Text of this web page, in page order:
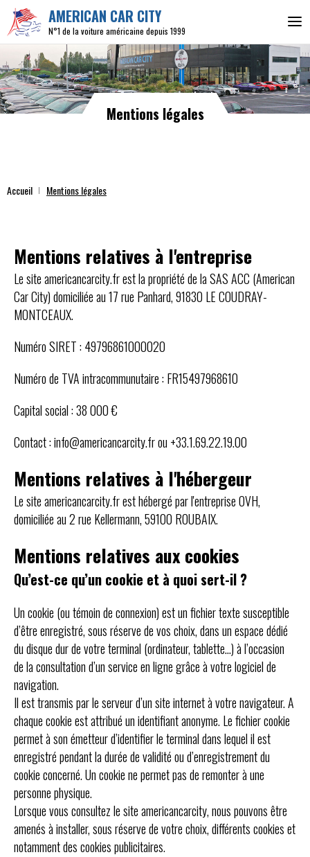
AMERICAN CAR CITY
N°1 de la voiture américaine depuis 1999
Mentions légales
Accueil Mentions légales
Mentions relatives à l'entreprise
Le site americancarcity.fr est la propriété de la SAS ACC (American
Car City) domiciliée au 17 rue Panhard, 91830 LE COUDRAY-
MONTCEAUX.
Numéro SIRET : 49796861000020
Numéro de TVA intracommunutaire : FR15497968610
Capital social : 38 000 €
Contact : info@americancarcity.fr ou +33.1.69.22.19.00
Mentions relatives à l'hébergeur
Le site americancarcity.fr est hébergé par l'entreprise OVH,
domiciliée au 2 rue Kellermann, 59100 ROUBAIX.
Mentions relatives aux cookies
Qu’est-ce qu’un cookie et à quoi sert-il ?
Un cookie (ou témoin de connexion) est un fichier texte susceptible
d’être enregistré, sous réserve de vos choix, dans un espace dédié
du disque dur de votre terminal (ordinateur, tablette…) à l’occasion
de la consultation d’un service en ligne grâce à votre logiciel de
navigation.
Il est transmis par le serveur d’un site internet à votre navigateur. A
chaque cookie est attribué un identifiant anonyme. Le fichier cookie
permet à son émetteur d’identifier le terminal dans lequel il est
enregistré pendant la durée de validité ou d’enregistrement du
cookie concerné. Un cookie ne permet pas de remonter à une
personne physique.
Lorsque vous consultez le site americancarcity, nous pouvons être
amenés à installer, sous réserve de votre choix, différents cookies et
notamment des cookies publicitaires.